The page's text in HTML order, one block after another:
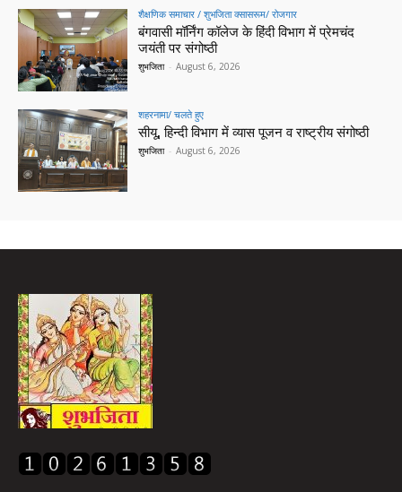
शैक्षणिक समाचार / शुभजिता क्सासरूम/ रोजगार
बंगवासी मॉर्निंग कॉलेज के हिंदी विभाग में प्रेमचंद
जयंती पर संगोष्ठी
शुभजिता - August 6, 2026
शहरनामा/ चलते हुए
सीयू, हिन्दी विभाग में व्यास पूजन व राष्ट्रीय संगोष्ठी
शुभजिता - August 6, 2026